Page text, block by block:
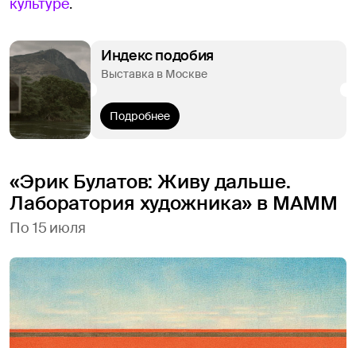
культуре.
Индекс подобия
Выставка в Москве
Подробнее
«Эрик Булатов: Живу дальше.
Лаборатория художника» в МАММ
По 15 июля